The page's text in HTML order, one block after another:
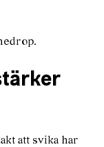
att svika har